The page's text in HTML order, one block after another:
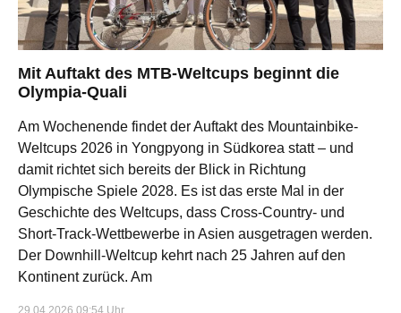
Mit Auftakt des MTB-Weltcups beginnt die
Olympia-Quali
Am Wochenende findet der Auftakt des Mountainbike-
Weltcups 2026 in Yongpyong in Südkorea statt – und
damit richtet sich bereits der Blick in Richtung
Olympische Spiele 2028. Es ist das erste Mal in der
Geschichte des Weltcups, dass Cross-Country- und
Short-Track-Wettbewerbe in Asien ausgetragen werden.
Der Downhill-Weltcup kehrt nach 25 Jahren auf den
Kontinent zurück. Am
29.04.2026 09:54 Uhr